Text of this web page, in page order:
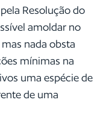
Resolução do
amoldar no
nada obsta
mínimas na
uma espécie de
de uma